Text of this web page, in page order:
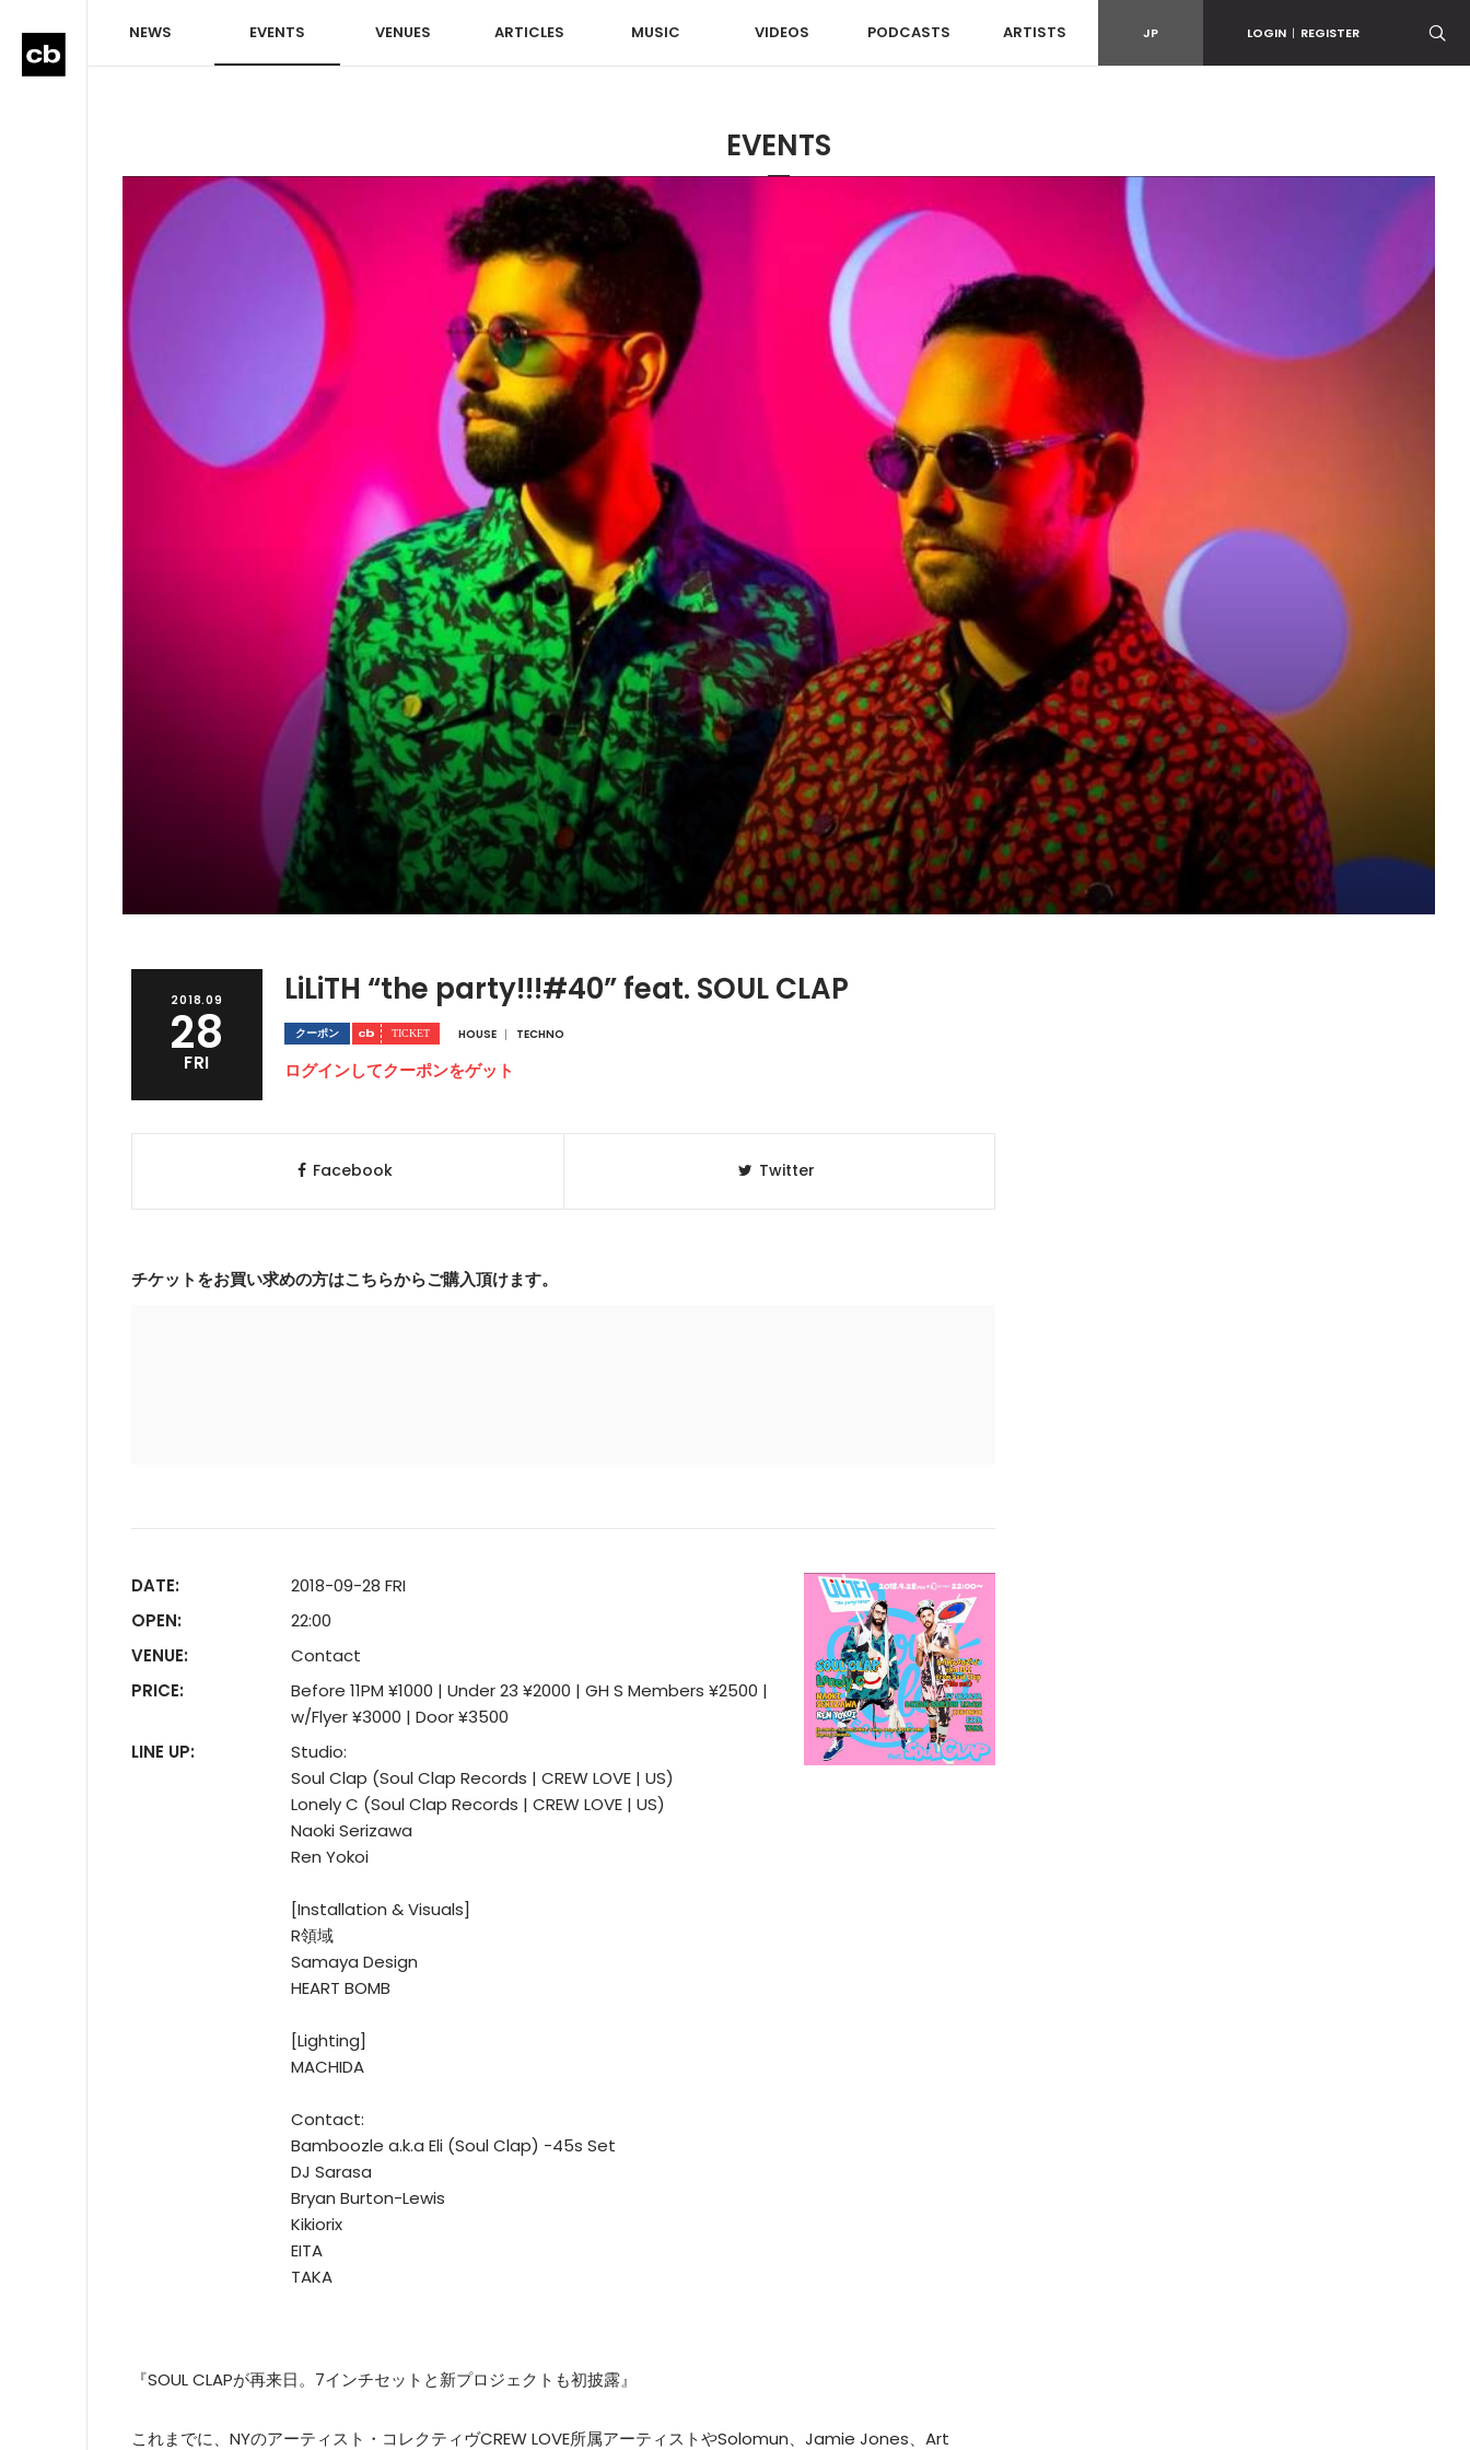
NEWS EVENTS VENUES ARTICLES MUSIC VIDEOS PODCASTS ARTISTS JP LOGIN | REGISTER
EVENTS
2018.09
28
FRI
LiLiTH “the party!!!#40” feat. SOUL CLAP
クーポン HOUSE TECHNO
ログインしてクーポンをゲット
Facebook Twitter
チケットをお買い求めの方はこちらからご購入頂けます。
DATE:
2018-09-28 FRI
OPEN:
22:00
VENUE:
Contact
PRICE:
Before 11PM ¥1000 | Under 23 ¥2000 | GH S Members ¥2500 |
w/Flyer ¥3000 | Door ¥3500
LINE UP:
Studio:
Soul Clap (Soul Clap Records | CREW LOVE | US)
Lonely C (Soul Clap Records | CREW LOVE | US)
Naoki Serizawa
Ren Yokoi
[Installation & Visuals]
R領域
Samaya Design
HEART BOMB
[Lighting]
MACHIDA
Contact:
Bamboozle a.k.a Eli (Soul Clap) -45s Set
DJ Sarasa
Bryan Burton-Lewis
Kikiorix
EITA
TAKA
『SOUL CLAPが再来日。7インチセットと新プロジェクトも初披露』
これまでに、NYのアーティスト・コレクティヴCREW LOVE所属アーティストやSolomun、Jamie Jones、Art